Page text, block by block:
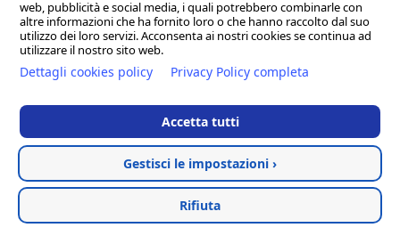
Hosted & created by Clion
web, pubblicità e social media, i quali potrebbero combinarle con
altre informazioni che ha fornito loro o che hanno raccolto dal suo
utilizzo dei loro servizi. Acconsenta ai nostri cookies se continua ad
utilizzare il nostro sito web.
Dettagli cookies policy Privacy Policy completa
Accetta tutti
Gestisci le impostazioni ›
Rifiuta